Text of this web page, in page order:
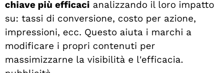
chiave più efficaci analizzando il loro impatto
su: tassi di conversione, costo per azione,
impressioni, ecc. Questo aiuta i marchi a
modificare i propri contenuti per
massimizzarne la visibilità e l'efficacia.